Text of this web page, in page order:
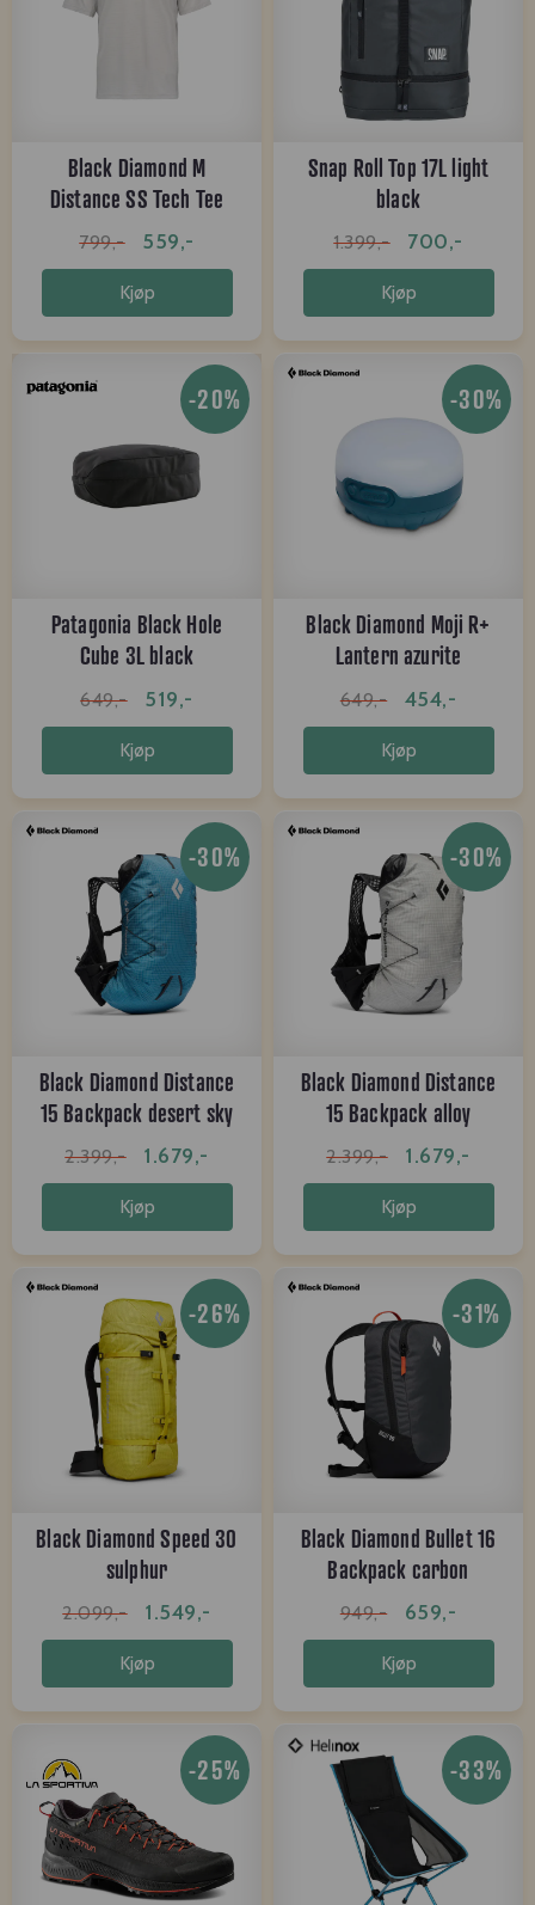
Black Diamond M
Distance SS Tech Tee
alloy
799,- 559,-
Kjøp
Snap Roll Top 17L light
black
1.399,- 700,-
Kjøp
-20%
Patagonia Black Hole
Cube 3L black
649,- 519,-
Kjøp
-30%
Black Diamond Moji R+
Lantern azurite
649,- 454,-
Kjøp
-30%
Black Diamond Distance
15 Backpack desert sky
2.399,- 1.679,-
Kjøp
-30%
Black Diamond Distance
15 Backpack alloy
2.399,- 1.679,-
Kjøp
-26%
Black Diamond Speed 30
sulphur
2.099,- 1.549,-
Kjøp
-31%
Black Diamond Bullet 16
Backpack carbon
949,- 659,-
Kjøp
-25% -33%